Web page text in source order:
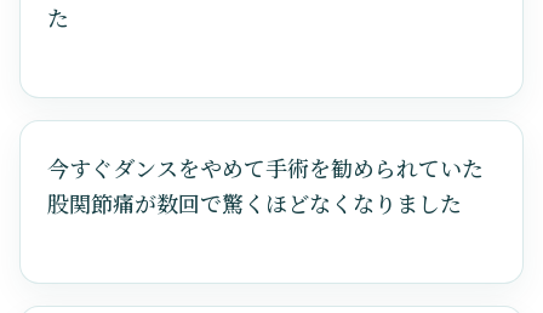
た
今すぐダンスをやめて手術を勧められていた
股関節痛が数回で驚くほどなくなりました